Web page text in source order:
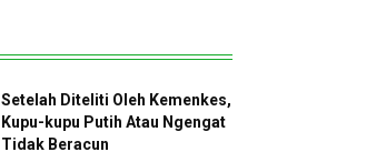
Setelah Diteliti Oleh Kemenkes,
Kupu-kupu Putih Atau Ngengat
Tidak Beracun